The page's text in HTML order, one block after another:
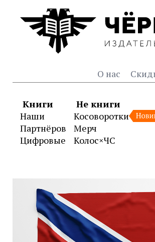
О нас
Книги
Наши
Партнёров
Цифровые
Не книги
Косоворотки
Мерч
Колос×ЧС